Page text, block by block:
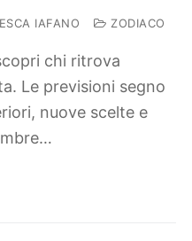
IAFANO ZODIACO
chi ritrova
Le previsioni segno
nuove scelte e